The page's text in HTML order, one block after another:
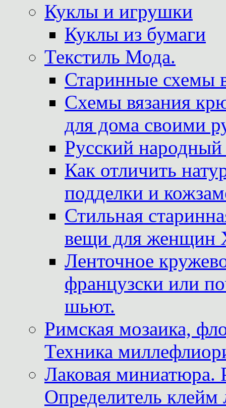
Куклы и игрушки
Куклы из бумаги
Текстиль Мода.
Старинные схемы
Схемы вязания
для дома своими
Русский
Как отличить
подделки и
Стильная
вещи для женщин
Ленточное
французски или
шьют.
Римская мозаика,
Техника
Лаковая миниатюра.
Определитель